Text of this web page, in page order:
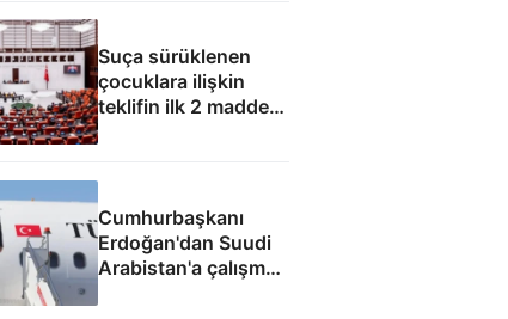
Suça sürüklenen
çocuklara ilişkin
teklifin ilk 2 maddesi
kabul edildi
Cumhurbaşkanı
Erdoğan'dan Suudi
Arabistan'a çalışma